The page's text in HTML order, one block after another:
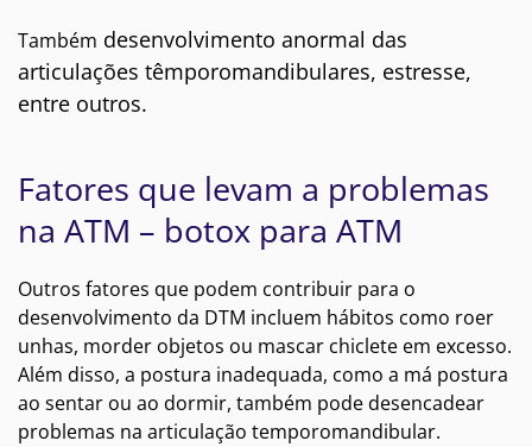
Também desenvolvimento anormal das
articulações têmporomandibulares, estresse,
entre outros.
Fatores que levam a problemas
na ATM – botox para ATM
Outros fatores que podem contribuir para o
desenvolvimento da DTM incluem hábitos como roer
unhas, morder objetos ou mascar chiclete em excesso.
Além disso, a postura inadequada, como a má postura
ao sentar ou ao dormir, também pode desencadear
problemas na articulação temporomandibular.